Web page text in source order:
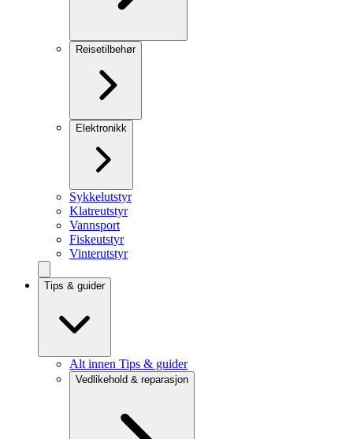
Reisetilbehør
Elektronikk
Sykkelutstyr
Klatreutstyr
Vannsport
Fiskeutstyr
Vinterutstyr
Tips & guider
Alt innen Tips & guider
Vedlikehold & reparasjon